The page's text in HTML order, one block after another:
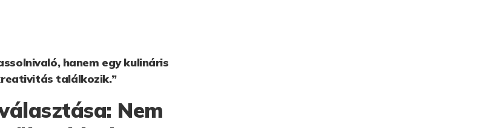
hanem egy kulináris
találkozik.”
Nem